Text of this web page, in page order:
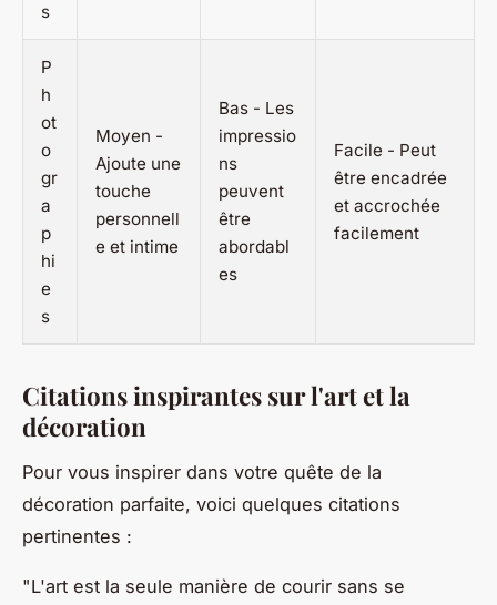
s
P
h
ot
o
gr
a
p
hi
e
s
Moyen -
Ajoute une
touche
personnell
e et intime
Bas - Les
impressio
ns
peuvent
être
abordabl
es
Facile - Peut
être encadrée
et accrochée
facilement
Citations inspirantes sur l'art et la
décoration
Pour vous inspirer dans votre quête de la
décoration parfaite, voici quelques citations
pertinentes :
"L'art est la seule manière de courir sans se